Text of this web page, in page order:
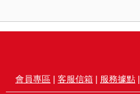
會員專區 | 客服信箱 | 服務據點|